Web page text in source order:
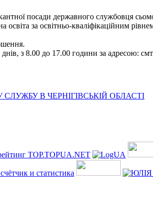
посади державного службовця
за освітньо-кваліфікаційним
днів, з 8.00 до 17.00 години за адресою:
В ЧЕРНІГІВСЬКІЙ ОБЛАСТІ